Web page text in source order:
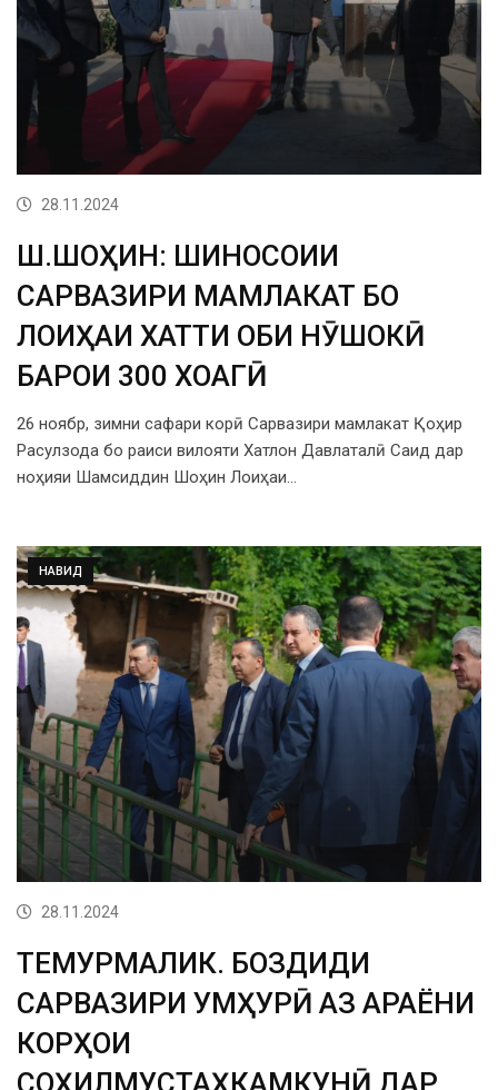
28.11.2024
Ш.ШОҲИН: ШИНОСОИИ
САРВАЗИРИ МАМЛАКАТ БО
ЛОИҲАИ ХАТТИ ОБИ НӮШОКӢ
БАРОИ 300 ХОҶАГӢ
26 ноябр, зимни сафари корӣ Сарвазири мамлакат Қоҳир
Расулзода бо раиси вилояти Хатлон Давлаталӣ Саид дар
ноҳияи Шамсиддин Шоҳин Лоиҳаи…
НАВИД
28.11.2024
ТЕМУРМАЛИК. БОЗДИДИ
САРВАЗИРИ ҶУМҲУРӢ АЗ ҶАРАЁНИ
КОРҲОИ
СОҲИЛМУСТАҲКАМКУНӢ ДАР